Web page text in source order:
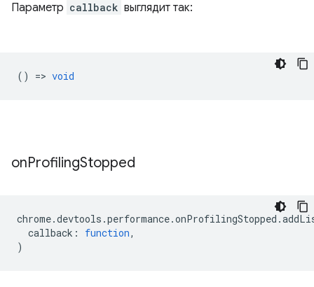
Параметр callback выглядит так:
() => void
onProfilingStopped
chrome.devtools .performance.onProfilingStopped .
callback : function,
)